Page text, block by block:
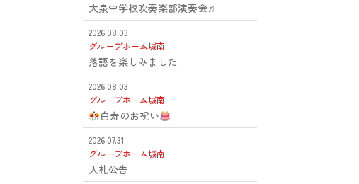
大泉中学校吹奏楽部演奏会♬
2026.08.03
グループホーム城南
落語を楽しみました
2026.08.03
グループホーム城南
白寿のお祝い
2026.07.31
グループホーム城南
入札公告